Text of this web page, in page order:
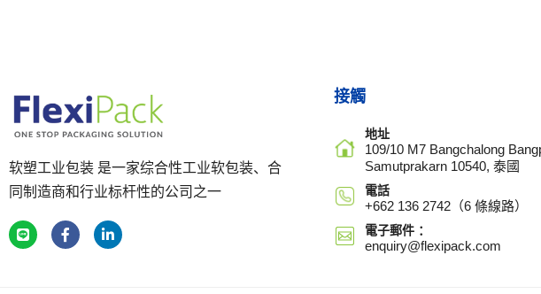
软塑工业包装 是一家综合性工业软包装、合
同制造商和行业标杆性的公司之一
接觸
地址
109/10 M7 Bangchalong
Samutprakarn 10540, 泰國
電話
+662 136 2742（6 條線路）
電子郵件 ：
enquiry@flexipack.com